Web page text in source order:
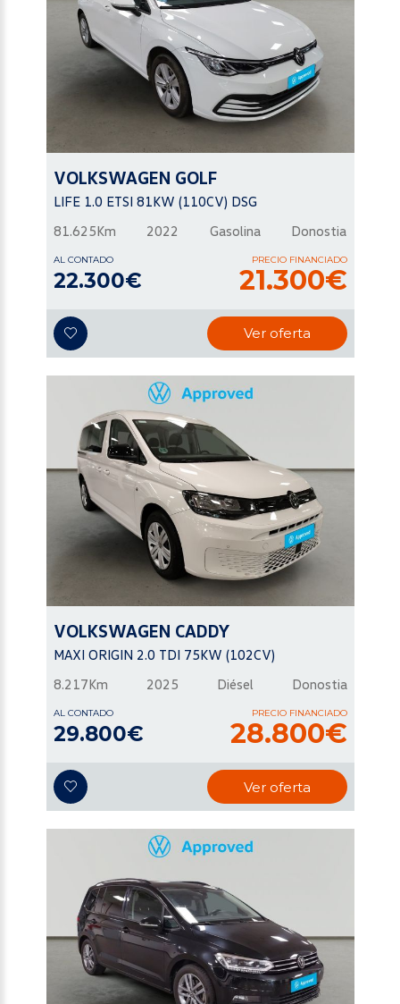
VOLKSWAGEN GOLF
LIFE 1.0 ETSI 81KW (110CV) DSG
81.625Km
2022 Gasolina Donostia
AL CONTADO
22.300€
PRECIO FINANCIADO
21.300€
Ver oferta
VOLKSWAGEN CADDY
MAXI ORIGIN 2.0 TDI 75KW (102CV)
8.217Km
2025 Diésel Donostia
AL CONTADO
29.800€
PRECIO FINANCIADO
28.800€
Ver oferta